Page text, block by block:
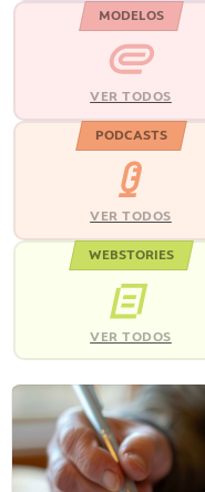
MODELOS
VER TODOS
PODCASTS
VER TODOS
WEBSTORIES
VER TODOS